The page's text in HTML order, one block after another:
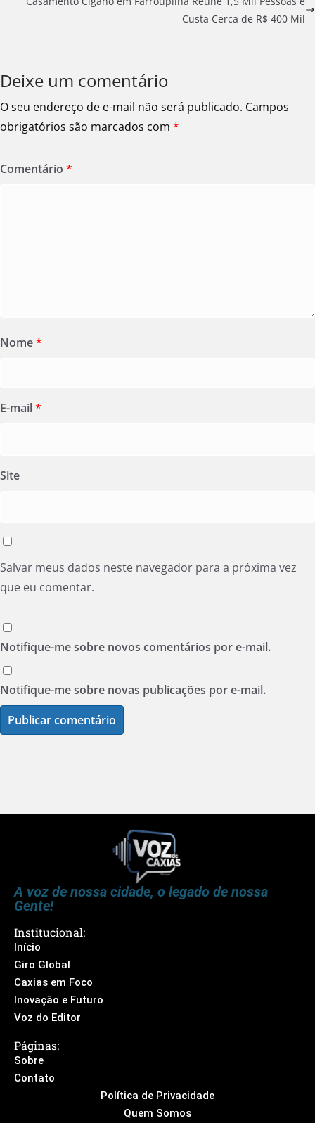
Custa Cerca de R$ 400 Mil
Deixe um comentário
O seu endereço de e-mail não será publicado. Campos
obrigatórios são marcados com *
Comentário *
Nome*
E-mail*
Site
Salvar meus dados neste navegador para a próxima vez
que eu comentar.
Notifique-me sobre novos comentários por e-mail.
Notifique-me sobre novas publicações por e-mail.
A voz de nossa cidade, o legado de nossa
Gente!
Institucional:
Início
Giro Global
Caxias em Foco
Inovação e Futuro
Voz do Editor
Páginas:
Sobre
Contato
Política de Privacidade
Quem Somos